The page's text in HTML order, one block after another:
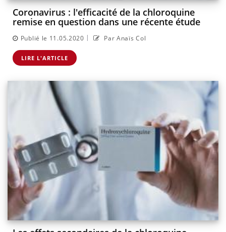
Coronavirus : l'efficacité de la chloroquine
remise en question dans une récente étude
Publié le 11.05.2020 | Par Anaïs Col
LIRE L'ARTICLE